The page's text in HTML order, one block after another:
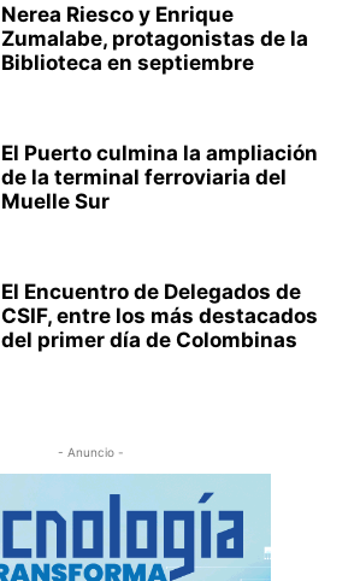
Nerea Riesco y Enrique
Zumalabe, protagonistas de la
Biblioteca en septiembre
El Puerto culmina la ampliación
de la terminal ferroviaria del
Muelle Sur
El Encuentro de Delegados de
CSIF, entre los más destacados
del primer día de Colombinas
- Anuncio -